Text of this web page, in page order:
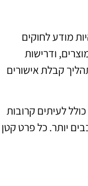
מודע לחוקים
ודרישות
קבלת אישורים
לעיתים קרובות
יותר. כל פרט קטן